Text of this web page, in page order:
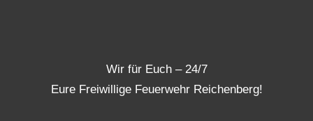
Wir für Euch – 24/7
Eure Freiwillige Feuerwehr Reichenberg!